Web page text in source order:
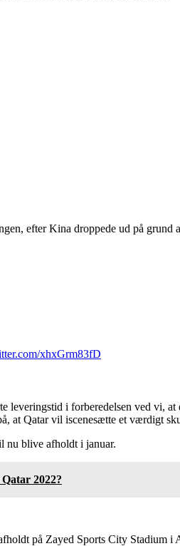
efter Kina droppede ud på grund
xhxGrm83fD
i forberedelsen ved vi, at
at Qatar vil iscenesætte et værdigt
nu blive afholdt i januar.
2022?
på Zayed Sports City Stadium